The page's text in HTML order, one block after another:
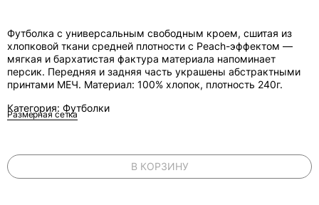
Размерная сетка
В КОРЗИНУ
Футболка с универсальным свободным кроем, сшитая из
хлопковой ткани средней плотности с Peach-эффектом —
мягкая и бархатистая фактура материала напоминает
персик. Передняя и задняя часть украшены абстрактными
принтами МЕЧ. Материал: 100% хлопок, плотность 240г.
Категория: Футболки